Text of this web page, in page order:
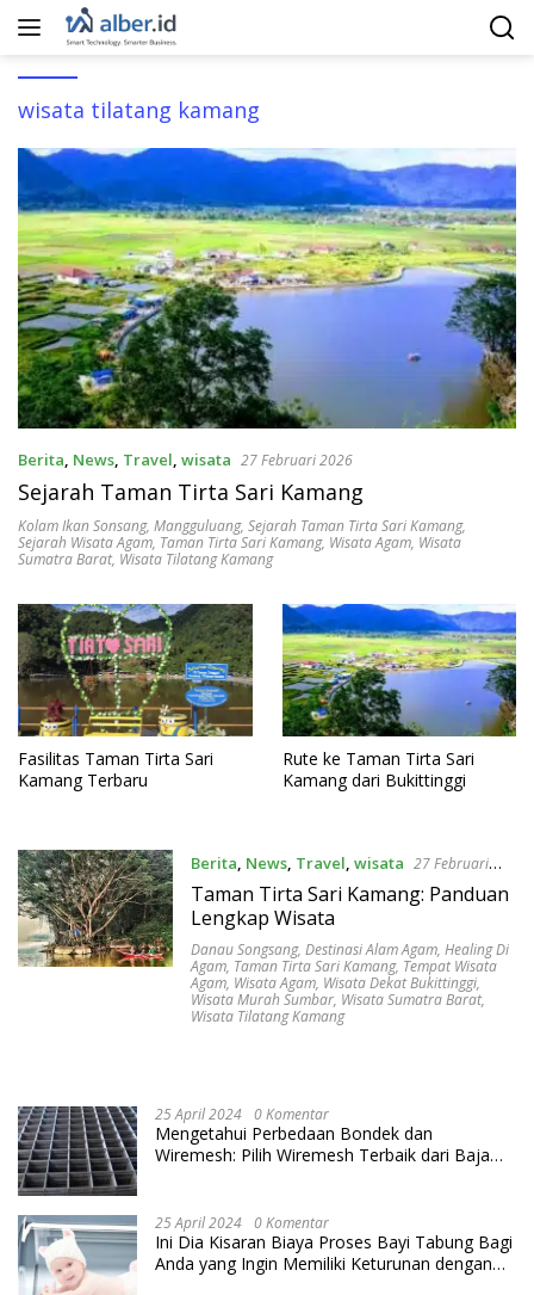
Langsung
wisata tilatang kamang
Berita, News, Travel, wisata 27 Februari 2026
Sejarah Taman Tirta Sari Kamang
Kolam Ikan Sonsang, Mangguluang, Sejarah Taman Tirta Sari Kamang,
Sejarah Wisata Agam, Taman Tirta Sari Kamang, Wisata Agam, Wisata
Sumatra Barat, Wisata Tilatang Kamang
Fasilitas Taman Tirta Sari
Kamang Terbaru
Rute ke Taman Tirta Sari
Kamang dari Bukittinggi
Berita, News, Travel, wisata 27 Februari
2026
Taman Tirta Sari Kamang: Panduan
Lengkap Wisata
Danau Songsang, Destinasi Alam Agam, Healing Di
Agam, Taman Tirta Sari Kamang, Tempat Wisata
Agam, Wisata Agam, Wisata Dekat Bukittinggi,
Wisata Murah Sumbar, Wisata Sumatra Barat,
Wisata Tilatang Kamang
25 April 2024 0 Komentar
Mengetahui Perbedaan Bondek dan
Wiremesh: Pilih Wiremesh Terbaik dari Baja
25 April 2024 0 Komentar
Ini Dia Kisaran Biaya Proses Bayi Tabung Bagi
Anda yang Ingin Memiliki Keturunan dengan